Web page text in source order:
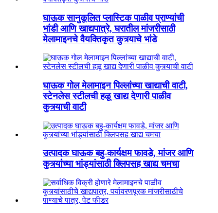
घाऊक सानुकूलित प्लास्टिक पाळीव प्राण्यांची
भांडी आणि खाद्यपात्रे, घरातील मांजरीसाठी
मेलामाइनचे वैयक्तिकृत कुत्र्याचे भांडे
घाऊक गोल मेलामाइन पिल्लांच्या खाद्याची वाटी,
स्टेनलेस स्टीलची हळू खाद्य देणारी पाळीव
कुत्र्याची वाटी
उत्पादक घाऊक बहु-कार्यक्षम फावडे, मांजर आणि
कुत्र्यांच्या भांड्यांसाठी क्लिपसह खाद्य चमचा